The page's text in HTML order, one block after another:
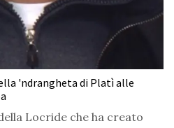
'ndrangheta di Platì alle
Locride che ha creato